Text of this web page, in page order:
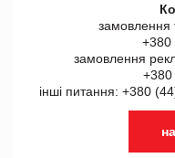
замовлення
+380
замовлення
+380
інші питання: +380